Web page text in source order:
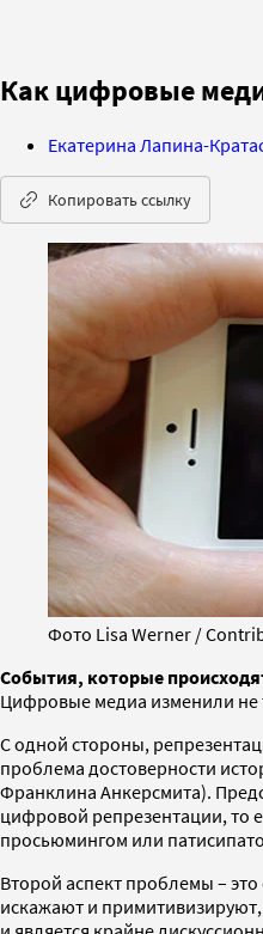
Как цифровые
Екатерина Лапина-
Копировать ссылку
Фото Lisa Werner /
События, которые
Цифровые медиа изменили не
С одной стороны,
проблема достоверности
Франклина Анкерсмита).
цифровой репрезентации, то
просьюмингом или
Второй аспект проблемы –
искажают и